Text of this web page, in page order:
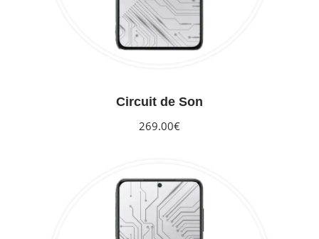
Circuit de Son
269.00€